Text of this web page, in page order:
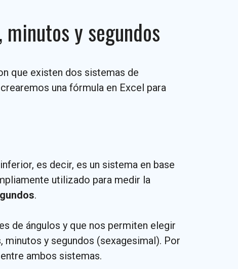
y segundos
que existen dos sistemas de
una fórmula en Excel para
es decir, es un sistema en base
utilizado para medir la
.
de ángulos y que nos permiten elegir
y segundos (sexagesimal). Por
ambos sistemas.